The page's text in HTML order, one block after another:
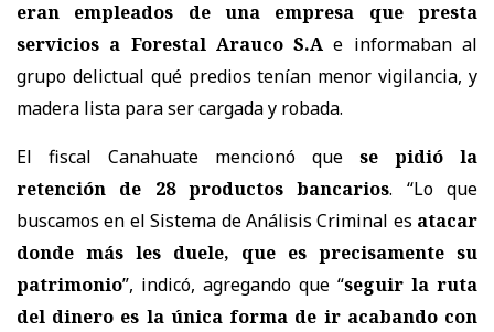
eran empleados de una empresa que presta
servicios a Forestal Arauco S.A e informaban al
grupo delictual qué predios tenían menor vigilancia, y
madera lista para ser cargada y robada.
El fiscal Canahuate mencionó que se pidió la
retención de 28 productos bancarios. “Lo que
buscamos en el Sistema de Análisis Criminal es atacar
donde más les duele, que es precisamente su
patrimonio”, indicó, agregando que “seguir la ruta
del dinero es la única forma de ir acabando con